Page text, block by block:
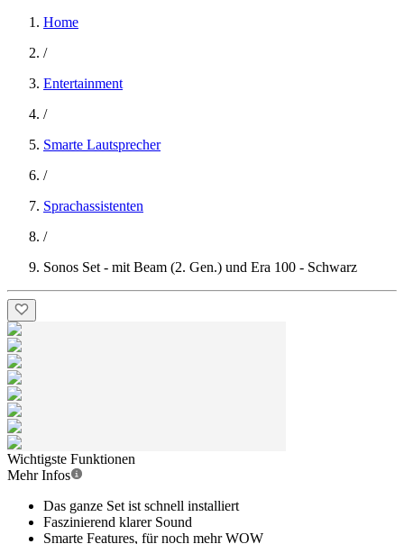
Home
/
Entertainment
/
Smarte Lautsprecher
/
Sprachassistenten
/
Sonos Set - mit Beam (2. Gen.) und Era 100 - Schwarz
Wichtigste Funktionen
Mehr Infos
Das ganze Set ist schnell installiert
Faszinierend klarer Sound
Smarte Features, für noch mehr WOW